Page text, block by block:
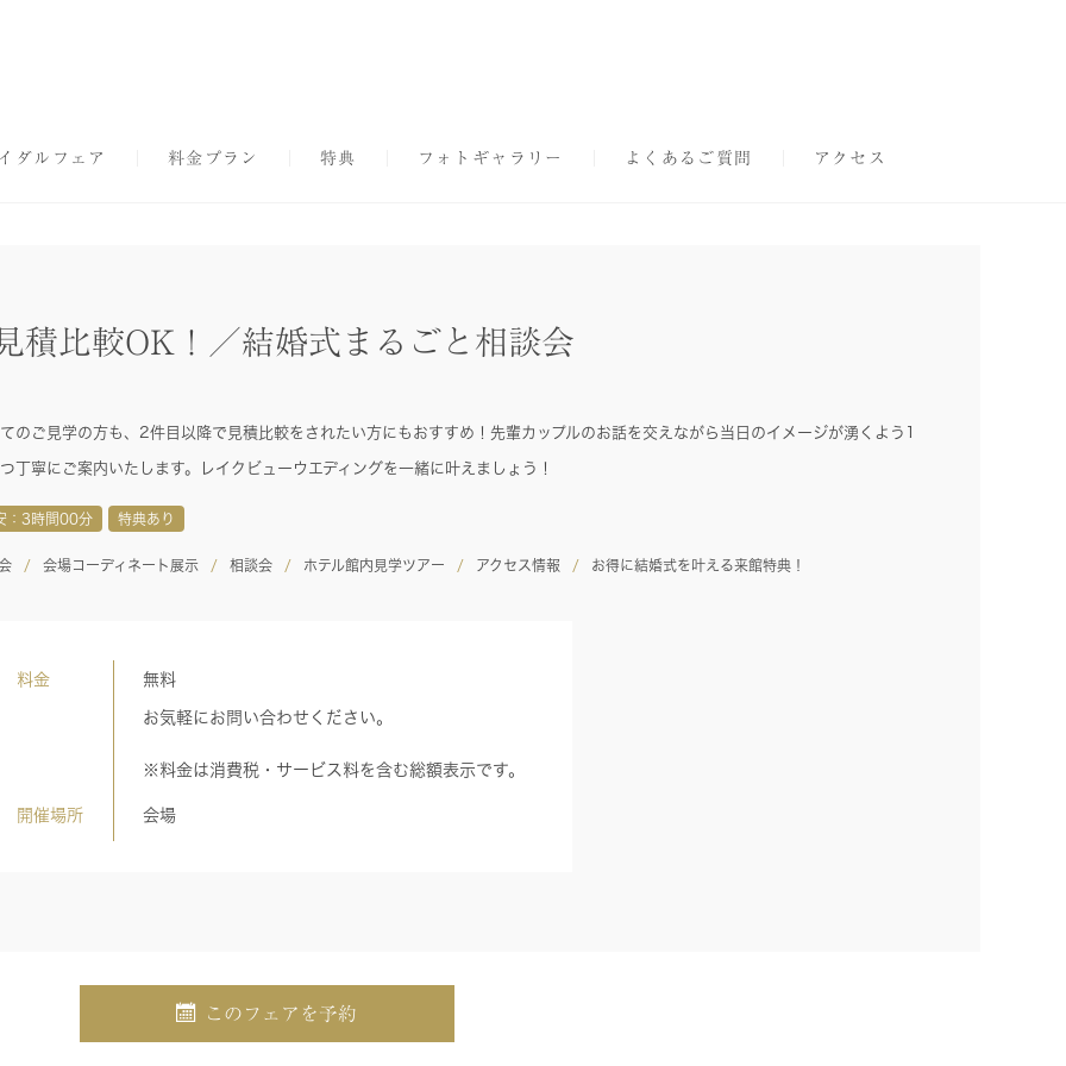
ダルフェア 料金プラン 特典 フォトギャラリー よくあるご質問 アクセス
積比較OK！／結婚式まるごと相談会
のご見学の方も、2件目以降で見積比較をされたい方にもおすすめ！先輩カップルのお話を交えながら当日のイメージが湧くよう1
丁寧にご案内いたします。レイクビューウエディングを一緒に叶えましょう！
：3時間00分 特典あり
会場コーディネート展示 相談会 ホテル館内見学ツアー アクセス情報 お得に結婚式を叶える来館特典！
料金 無料
お気軽にお問い合わせください。
※料金は消費税・サービス料を含む総額表示です。
開催場所 会場
このフェアを予約